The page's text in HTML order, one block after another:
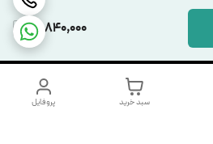
15,840,000
پروفایل سبد خرید